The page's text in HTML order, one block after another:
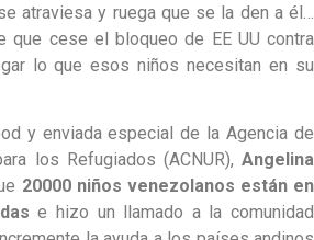
atraviesa y ruega que se la den a él…
que cese el bloqueo de EE UU contra
lo que esos niños necesitan en su
y enviada especial de la Agencia de
los Refugiados (ACNUR), Angelina
20000 niños venezolanos están en
e hizo un llamado a la comunidad